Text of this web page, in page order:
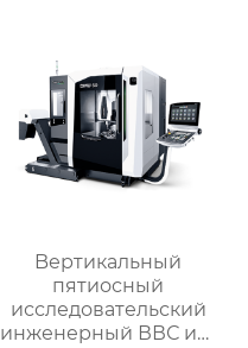
Bертикальный
пятиосный
исследовательский
инженерный ВВС им.